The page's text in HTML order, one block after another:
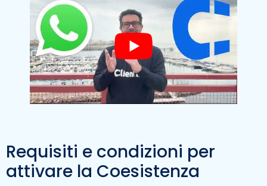
Requisiti e condizioni per
attivare la Coesistenza